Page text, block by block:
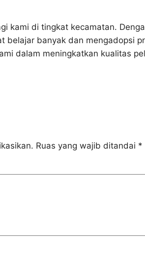
kami di tingkat kecamatan.
belajar banyak dan mengadopsi
dalam meningkatkan kualitas
Ruas yang wajib ditandai *